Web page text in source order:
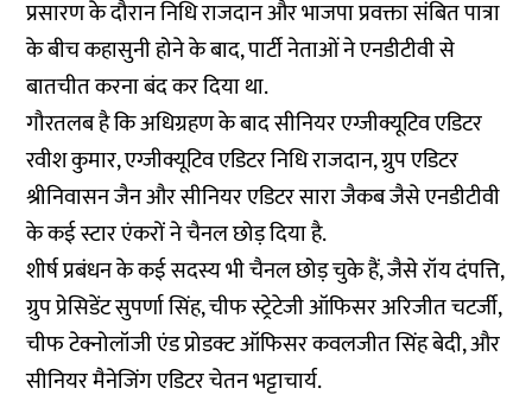
प्रसारण के दौरान निधि राजदान और भाजपा प्रवक्ता संबित पात्रा
के बीच कहासुनी होने के बाद, पार्टी नेताओं ने एनडीटीवी से
बातचीत करना बंद कर दिया था.
गौरतलब है कि अधिग्रहण के बाद सीनियर एग्जीक्यूटिव एडिटर
रवीश कुमार, एग्जीक्यूटिव एडिटर निधि राजदान, ग्रुप एडिटर
श्रीनिवासन जैन और सीनियर एडिटर सारा जैकब जैसे एनडीटीवी
के कई स्टार एंकरों ने चैनल छोड़ दिया है.
शीर्ष प्रबंधन के कई सदस्य भी चैनल छोड़ चुके हैं, जैसे रॉय दंपत्ति,
ग्रुप प्रेसिडेंट सुपर्णा सिंह, चीफ स्ट्रेटेजी ऑफिसर अरिजीत चटर्जी,
चीफ टेक्नोलॉजी एंड प्रोडक्ट ऑफिसर कवलजीत सिंह बेदी, और
सीनियर मैनेजिंग एडिटर चेतन भट्टाचार्य.